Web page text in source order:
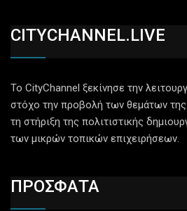
CITYCHANNEL.LIVE
Το CityChannel ξεκίνησε την
στόχο την προβολή των θεμάτων της
τη στήριξη της πολιτιστικής
των μικρών τοπικών επιχειρήσεων.
ΠΡΟΣΦΑΤΑ